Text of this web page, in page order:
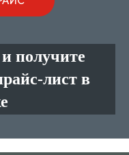
получите
лист в